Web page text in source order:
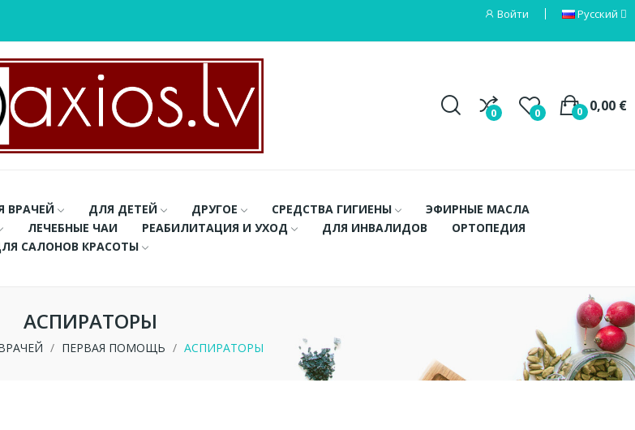
Войти Русский
0 0 0,00 €
0
ВРАЧЕЙ ДЛЯ ДЕТЕЙ ДРУГОЕ СРЕДСТВА ГИГИЕНЫ
ЭФИРНЫЕ МАСЛА
ЛЕЧЕБНЫЕ ЧАИ РЕАБИЛИТАЦИЯ И УХОД ДЛЯ ИНВАЛИДОВ
ОРТОПЕДИЯ
САЛОНОВ КРАСОТЫ
АСПИРАТОРЫ
ПЕРВАЯ ПОМОЩЬ АСПИРАТОРЫ